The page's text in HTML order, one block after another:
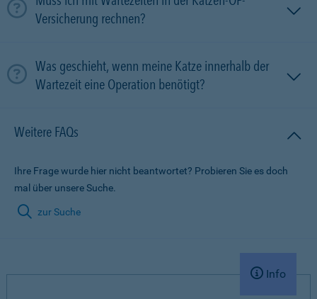
Versicherung rechnen?
Was geschieht, wenn meine Katze innerhalb der
Wartezeit eine Operation benötigt?
Weitere FAQs
Ihre Frage wurde hier nicht beantwortet? Probieren Sie es doch
mal über unsere Suche.
zur Suche
Info